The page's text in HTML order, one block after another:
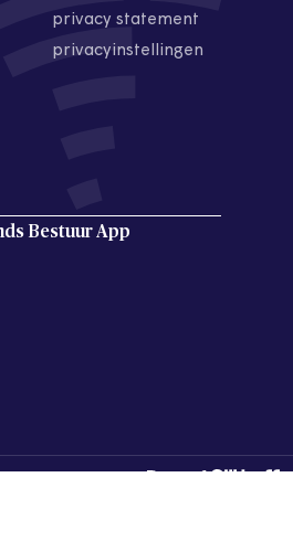
privacy statement
privacyinstellingen
Bestuur App